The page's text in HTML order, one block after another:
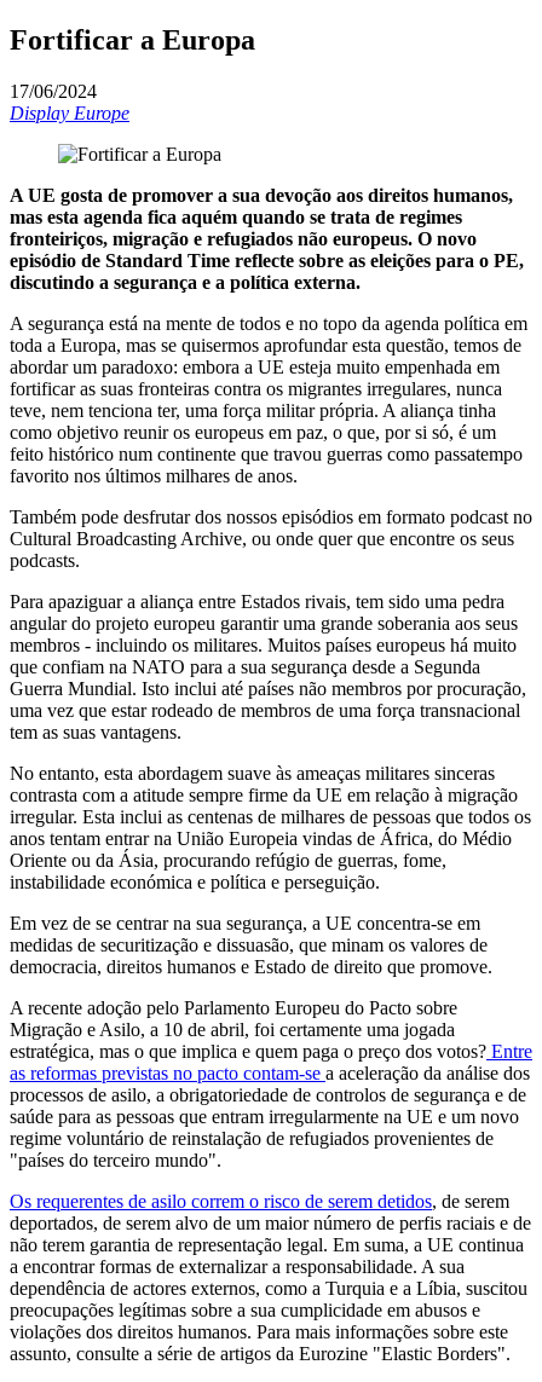
Fortificar a Europa
17/06/2024
Display Europe
A UE gosta de promover a sua devoção aos direitos humanos,
mas esta agenda fica aquém quando se trata de regimes
fronteiriços, migração e refugiados não europeus. O novo
episódio de Standard Time reflecte sobre as eleições para o PE,
discutindo a segurança e a política externa.
A segurança está na mente de todos e no topo da agenda política em
toda a Europa, mas se quisermos aprofundar esta questão, temos de
abordar um paradoxo: embora a UE esteja muito empenhada em
fortificar as suas fronteiras contra os migrantes irregulares, nunca
teve, nem tenciona ter, uma força militar própria. A aliança tinha
como objetivo reunir os europeus em paz, o que, por si só, é um
feito histórico num continente que travou guerras como passatempo
favorito nos últimos milhares de anos.
Também pode desfrutar dos nossos episódios em formato podcast no
Cultural Broadcasting Archive, ou onde quer que encontre os seus
podcasts.
Para apaziguar a aliança entre Estados rivais, tem sido uma pedra
angular do projeto europeu garantir uma grande soberania aos seus
membros - incluindo os militares. Muitos países europeus há muito
que confiam na NATO para a sua segurança desde a Segunda
Guerra Mundial. Isto inclui até países não membros por procuração,
uma vez que estar rodeado de membros de uma força transnacional
tem as suas vantagens.
No entanto, esta abordagem suave às ameaças militares sinceras
contrasta com a atitude sempre firme da UE em relação à migração
irregular. Esta inclui as centenas de milhares de pessoas que todos os
anos tentam entrar na União Europeia vindas de África, do Médio
Oriente ou da Ásia, procurando refúgio de guerras, fome,
instabilidade económica e política e perseguição.
Em vez de se centrar na sua segurança, a UE concentra-se em
medidas de securitização e dissuasão, que minam os valores de
democracia, direitos humanos e Estado de direito que promove.
A recente adoção pelo Parlamento Europeu do Pacto sobre
Migração e Asilo, a 10 de abril, foi certamente uma jogada
estratégica, mas o que implica e quem paga o preço dos votos? Entre
as reformas previstas no pacto contam-se a aceleração da análise dos
processos de asilo, a obrigatoriedade de controlos de segurança e de
saúde para as pessoas que entram irregularmente na UE e um novo
regime voluntário de reinstalação de refugiados provenientes de
"países do terceiro mundo".
Os requerentes de asilo correm o risco de serem detidos, de serem
deportados, de serem alvo de um maior número de perfis raciais e de
não terem garantia de representação legal. Em suma, a UE continua
a encontrar formas de externalizar a responsabilidade. A sua
dependência de actores externos, como a Turquia e a Líbia, suscitou
preocupações legítimas sobre a sua cumplicidade em abusos e
violações dos direitos humanos. Para mais informações sobre este
assunto, consulte a série de artigos da Eurozine "Elastic Borders".